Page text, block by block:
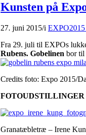
Kunsten på
27. juni 2015/i
Fra 29. juli til EXPOs
Rubens. Gobelinen bor til
Credits foto: Expo 2015/
FOTOUDSTILLINGER
Granatæbletræ – Irene